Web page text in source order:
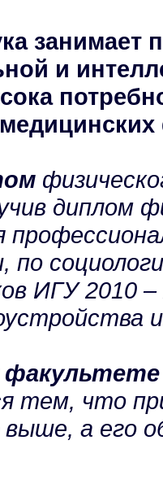
занимает
и
диплом
по
ИГУ 2010
факультете
тем, что
а его